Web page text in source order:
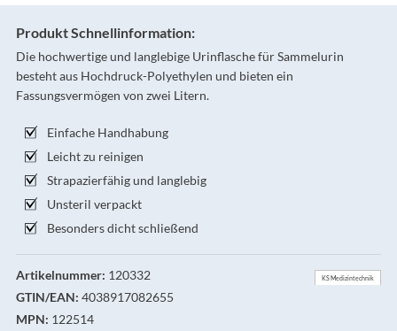
Produkt Schnellinformation:
Die hochwertige und langlebige Urinflasche für Sammelurin
besteht aus Hochdruck-Polyethylen und bieten ein
Fassungsvermögen von zwei Litern.
Einfache Handhabung
Leicht zu reinigen
Strapazierfähig und langlebig
Unsteril verpackt
Besonders dicht schließend
Artikelnummer: 120332
GTIN/EAN: 4038917082655
MPN: 122514
KS Medizintechnik